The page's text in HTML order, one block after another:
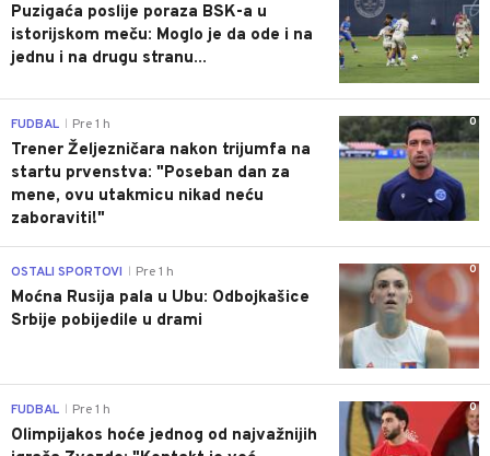
Puzigaća poslije poraza BSK-a u
istorijskom meču: Moglo je da ode i na
jednu i na drugu stranu...
0
FUDBAL Pre 1 h
Trener Željezničara nakon trijumfa na
startu prvenstva: "Poseban dan za
mene, ovu utakmicu nikad neću
zaboraviti!"
0
OSTALI SPORTOVI Pre 1 h
Moćna Rusija pala u Ubu: Odbojkašice
Srbije pobijedile u drami
0
FUDBAL Pre 1 h
Olimpijakos hoće jednog od najvažnijih